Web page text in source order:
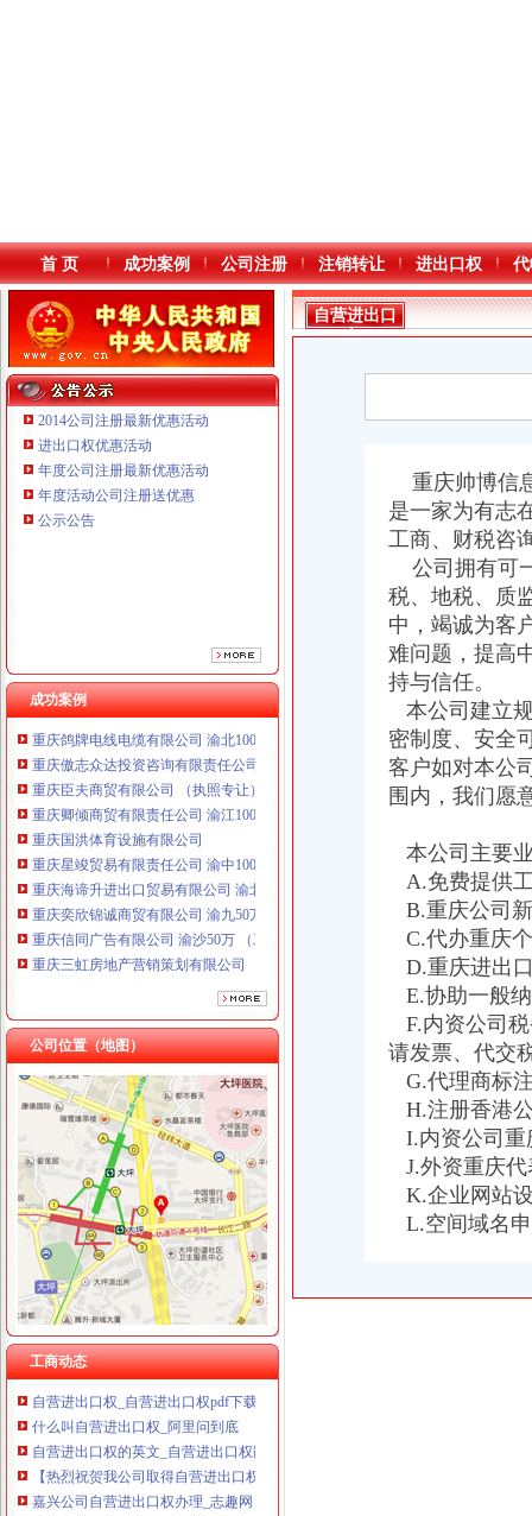
本站导航
首 页 成功案例 公司注册 注销转让 进出口权
2014公司注册最新优惠活动
进出口权优惠活动
年度公司注册最新优惠活动
年度活动公司注册送优惠
公示公告
成功案例
重庆鸽牌电线电缆有限公司 渝北10010万 (进出口权)
重庆傲志众达投资咨询有限责任公司 渝九1000万 （增资）
重庆臣夫商贸有限公司 （执照专让）
重庆卿倾商贸有限责任公司 渝江100万 （工商注册）
重庆国洪体育设施有限公司
重庆星竣贸易有限责任公司 渝中100万 （进出口权）
重庆海谛升进出口贸易有限公司 渝北100万 （进出口权）
重庆奕欣锦诚商贸有限公司 渝九50万 （工商注册）
重庆信同广告有限公司 渝沙50万 （工商注册）
重庆三虹房地产营销策划有限公司
重庆宝鹰汽车销售有限公司
重庆鸽牌电线电缆有限公司 渝北10010万 (进出口权)
重庆傲志众达投资咨询有限责任公司 渝九1000万 （增资）
重庆臣夫商贸有限公司 （执照专让）
重庆国洪体育设施有限公司
重庆星竣贸易有限责任公司 渝中100万 （进出口权）
重庆海谛升进出口贸易有限公司 渝北100万 （进出口权）
重庆奕欣锦诚商贸有限公司 渝九50万 （工商注册）
重庆信同广告有限公司 渝沙50万 （工商注册）
重庆三虹房地产营销策划有限公司
重庆宝鹰汽车销售有限公司
公司位置（地图）
工商动态
自营进出口权
企业自营进出口权代理审批—东城—东四—快点8分类信息网
深圳市实施〈经济区生产企业自营进出口权自动登记暂行办〉细则
拥有自营进出口权的好处-longjing251的日志-网易博客
如何申请自营进出口权
20家营生产企业获自营进出口权_光明日报_光明网
自营进出口权的办理？？？？_已解决-阿里巴巴生意经
供应广州自营进出口权（图）-供应信息-环球经贸网
自营进出口权北京门头沟食品进出口公司_北京华晨远洋国际贸易有限
网易财经频道-企申请自营进出口权门槛削低
自营进出口权-阿里巴巴专栏
自营进出口权_自营进出口权pdf下载_爱问共享资料
什么叫自营进出口权_阿里问到底
自营进出口权的英文_自营进出口权翻译_自营进出口权英语怎么说_海
【热烈祝贺我公司取得自营进出口权、、】_产品资讯_一呼百应资讯
嘉兴公司自营进出口权办理_志趣网
自营进出口权“家门口”备案即可,高效又便捷_网易新闻
自营进出口
权
重庆帅博信
是一家为有志
工商、财税咨
公司拥有可
税、地税、质
中，竭诚为客
难问题，提高
持与信任。
本公司建立
密制度、安全
客户如对本公
围内，我们愿
本公司主要
A.免费提供
B.重庆公司
C.代办重庆
D.重庆进出
E.协助一般
F.内资公司
请发票、代交
G.代理商标
H.注册香港
I.内资公司重
J.外资重庆代
K.企业网站
L.空间域名